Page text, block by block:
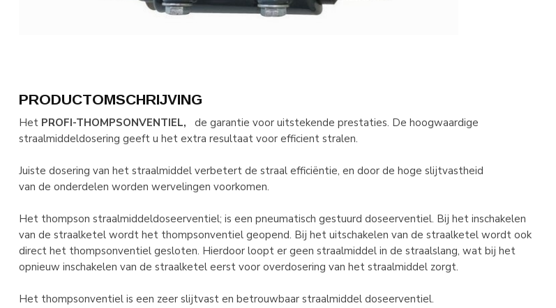
PRODUCTOMSCHRIJVING
Het PROFI-THOMPSONVENTIEL,
de garantie voor uitstekende prestaties. De hoogwaardige
straalmiddeldosering geeft u het extra resultaat voor efficient stralen.
Juiste dosering van het straalmiddel verbetert de straal efficiëntie, en door de hoge slijtvastheid
van de onderdelen worden wervelingen voorkomen.
Het thompson straalmiddeldoseerventiel; is een pneumatisch gestuurd doseerventiel. Bij het inschakelen
van de straalketel wordt het thompsonventiel geopend. Bij het uitschakelen van de straalketel wordt ook
direct het thompsonventiel gesloten. Hierdoor loopt er geen straalmiddel in de straalslang, wat bij het
opnieuw inschakelen van de straalketel eerst voor overdosering van het straalmiddel zorgt.
Het thompsonventiel is een zeer slijtvast en betrouwbaar straalmiddel doseerventiel.